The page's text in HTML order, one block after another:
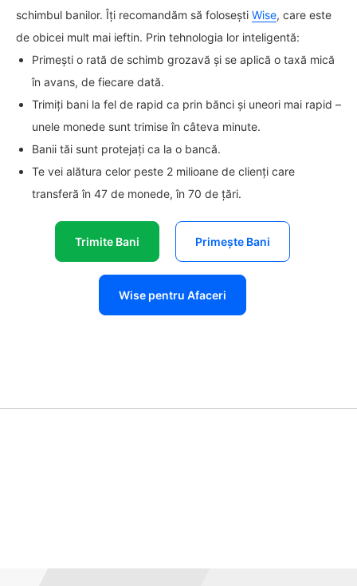
schimbul banilor. Îți recomandăm să folosești Wise, care este
de obicei mult mai ieftin. Prin tehnologia lor inteligentă:
Primești o rată de schimb grozavă și se aplică o taxă mică
în avans, de fiecare dată.
Trimiți bani la fel de rapid ca prin bănci și uneori mai rapid –
unele monede sunt trimise în câteva minute.
Banii tăi sunt protejați ca la o bancă.
Te vei alătura celor peste 2 milioane de clienți care
transferă în 47 de monede, în 70 de țări.
Trimite Bani Primește Bani
Wise pentru Afaceri